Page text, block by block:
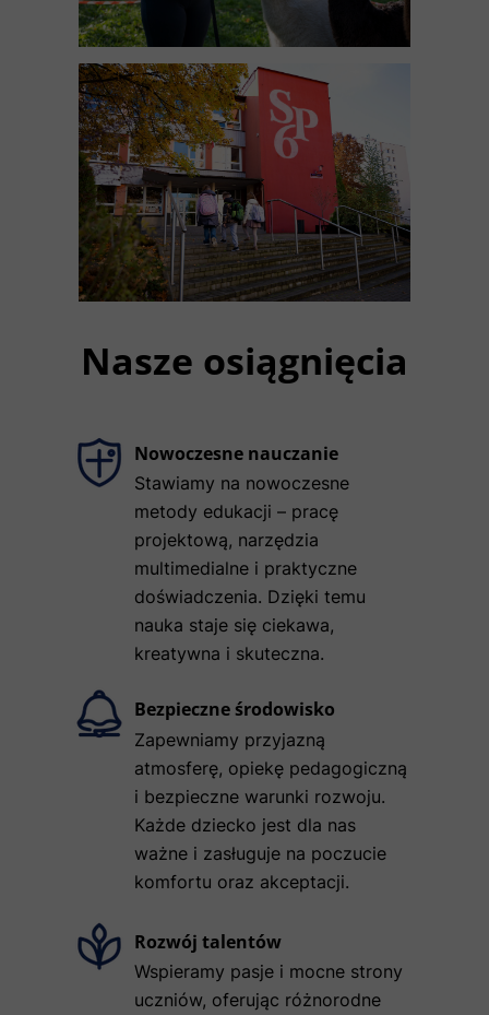
Wspieramy pasje i mocne strony
uczniów, oferując różnorodne
Rozwój talentów
Zapewniamy przyjazną
atmosferę, opiekę pedagogiczną
i bezpieczne warunki rozwoju.
Każde dziecko jest dla nas
ważne i zasługuje na poczucie
komfortu oraz akceptacji.
Bezpieczne środowisko
Stawiamy na nowoczesne
metody edukacji – pracę
projektową, narzędzia
multimedialne i praktyczne
doświadczenia. Dzięki temu
nauka staje się ciekawa,
kreatywna i skuteczna.
Nowoczesne nauczanie
Nasze osiągnięcia